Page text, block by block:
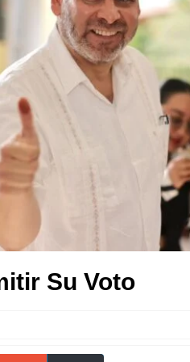
Su Voto